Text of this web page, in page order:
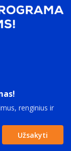
renginius ir
Užsakyti